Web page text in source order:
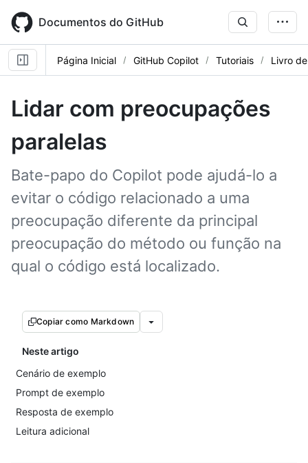
main
content
Documentos do GitHub
Página Inicial GitHub Copilot Tutoriais Livro
Lidar com preocupações
paralelas
Bate-papo do Copilot pode ajudá-lo a
evitar o código relacionado a uma
preocupação diferente da principal
preocupação do método ou função na
qual o código está localizado.
Copiar como Markdown
Neste artigo
Cenário de exemplo
Prompt de exemplo
Resposta de exemplo
Leitura adicional